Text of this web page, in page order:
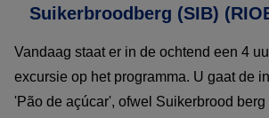
Suikerbroodberg (SIB)
Vandaag staat er in de ochtend een 4
excursie op het programma. U gaat de
'Pão de açúcar', ofwel Suikerbrood